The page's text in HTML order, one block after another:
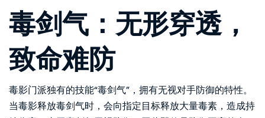
毒剑气：无形穿透，
致命难防
毒影门派独有的技能“毒剑气”，拥有无视对手防御的特性。
当毒影释放毒剑气时，会向指定目标释放大量毒素，造成持